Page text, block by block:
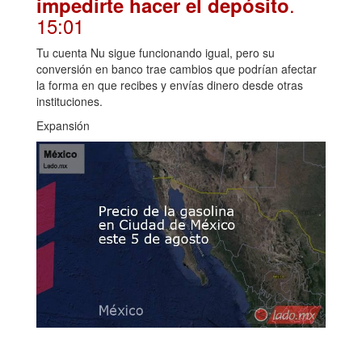
15:01
Tu cuenta Nu sigue funcionando igual, pero su
conversión en banco trae cambios que podrían afectar
la forma en que recibes y envías dinero desde otras
instituciones.
Expansión